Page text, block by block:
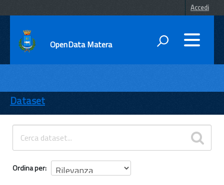
Accedi
OpenData Matera
ENTI
TEMI
INFORMAZIONI
Dataset
Ordina per